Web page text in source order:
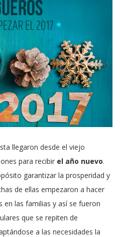
llegaron desde el viejo
para recibir el año nuevo.
garantizar la prosperidad y
de ellas empezaron a hacer
en las familias y así se fueron
que se repiten de
a las necesidades la